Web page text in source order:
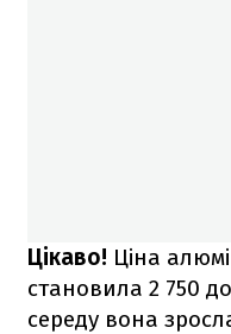
Цікаво! Ціна
становила 2 750
середу вона